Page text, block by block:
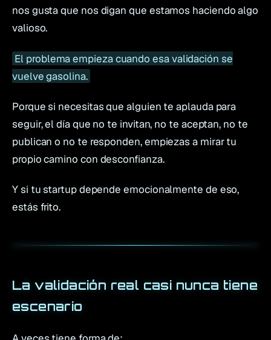
nos gusta que nos digan que estamos haciendo algo
valioso.
El problema empieza cuando esa validación se
vuelve gasolina.
Porque si necesitas que alguien te aplauda para
seguir, el día que no te invitan, no te aceptan, no te
publican o no te responden, empiezas a mirar tu
propio camino con desconfianza.
Y si tu startup depende emocionalmente de eso,
estás frito.
La validación real casi nunca tiene
escenario